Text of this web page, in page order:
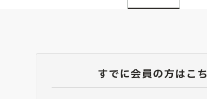
すでに会員の方はこ